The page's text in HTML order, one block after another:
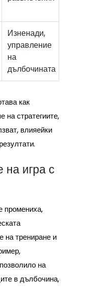
Изненади,
управление
на
дълбочината
как
на стратегиите,
влияейки
на игра с
промениха,
на трениране и
на
в дълбочина,